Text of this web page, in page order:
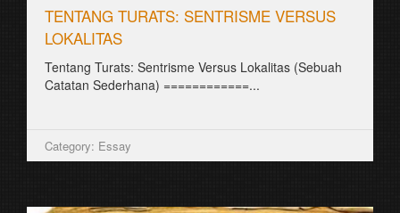
TENTANG TURATS: SENTRISME VERSUS
LOKALITAS
Tentang Turats: Sentrisme Versus Lokalitas (Sebuah
Catatan Sederhana) ============...
Category: Essay